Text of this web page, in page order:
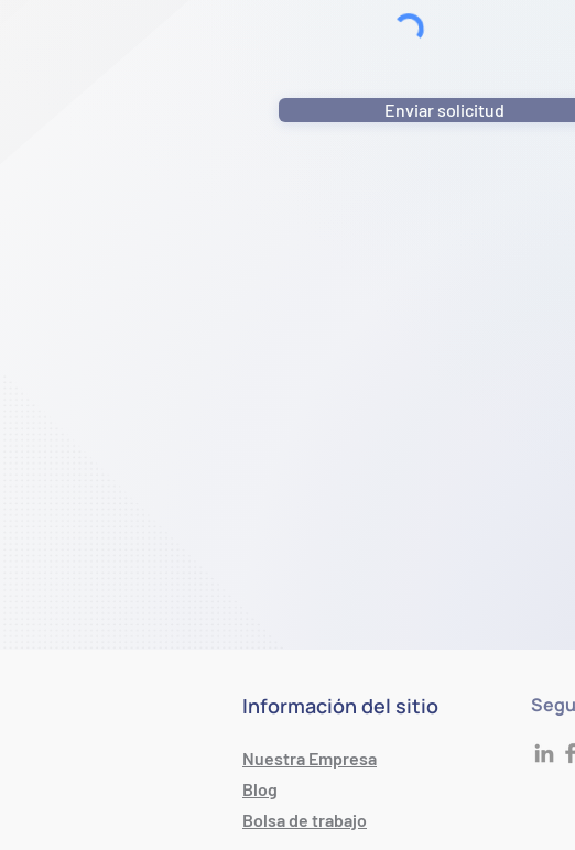
Enviar solicitud
Información del sitio
Nuestra Empresa
Blog
Bolsa de trabajo